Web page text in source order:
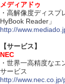
メディアドゥ
・高解像度ディス
HyBook Reader」
http://
【サービス】
NEC
・世界一高精度な
サービス
http://